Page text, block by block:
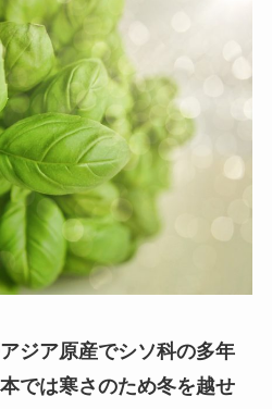
ジア原産でシソ科の多年
本では寒さのため冬を越せ